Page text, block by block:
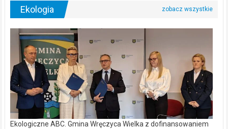
Ekologia
Ekologiczne ABC. Gmina Wręczyca Wielka z dofinansowaniem